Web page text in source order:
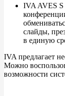
IVA AVES S
слайды,
в единую
IVA предлагает
Можно
возможности